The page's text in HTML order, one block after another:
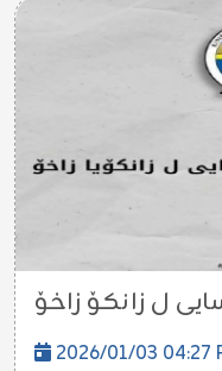
ل زانکۆ زاخۆ
2026/01/03 04:27